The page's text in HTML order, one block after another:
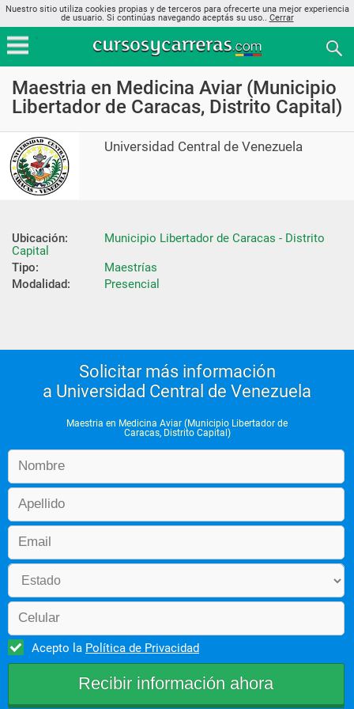
Nuestro sitio utiliza cookies propias y de terceros para ofrecerte una mejor experiencia
de usuario. Si continúas navegando aceptás su uso.. Cerrar
Maestria en Medicina Aviar (Municipio
Libertador de Caracas, Distrito Capital)
Universidad Central de Venezuela
Ubicación:
Municipio Libertador de Caracas - Distrito
Capital
Tipo:
Maestrías
Modalidad:
Presencial
Solicitar más información
a Universidad Central de Venezuela
Maestria en Medicina Aviar (Municipio Libertador de
Caracas, Distrito Capital)
Acepto la Política de Privacidad